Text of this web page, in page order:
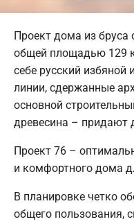
Проект дома из
общей площадью 129
себе русский избяной
линии, сдержанные
основной
древесина – придают
Проект 76 –
и комфортного дома
В планировке четко
общего пользования,